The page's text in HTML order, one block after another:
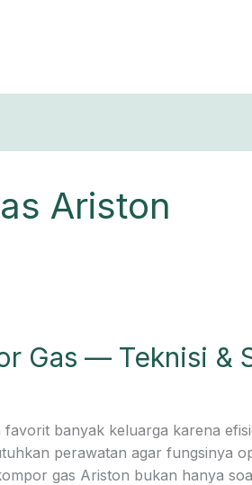
Ariston
Gas — Teknisi &
banyak keluarga karena
perawatan agar fungsinya
gas Ariston bukan hanya